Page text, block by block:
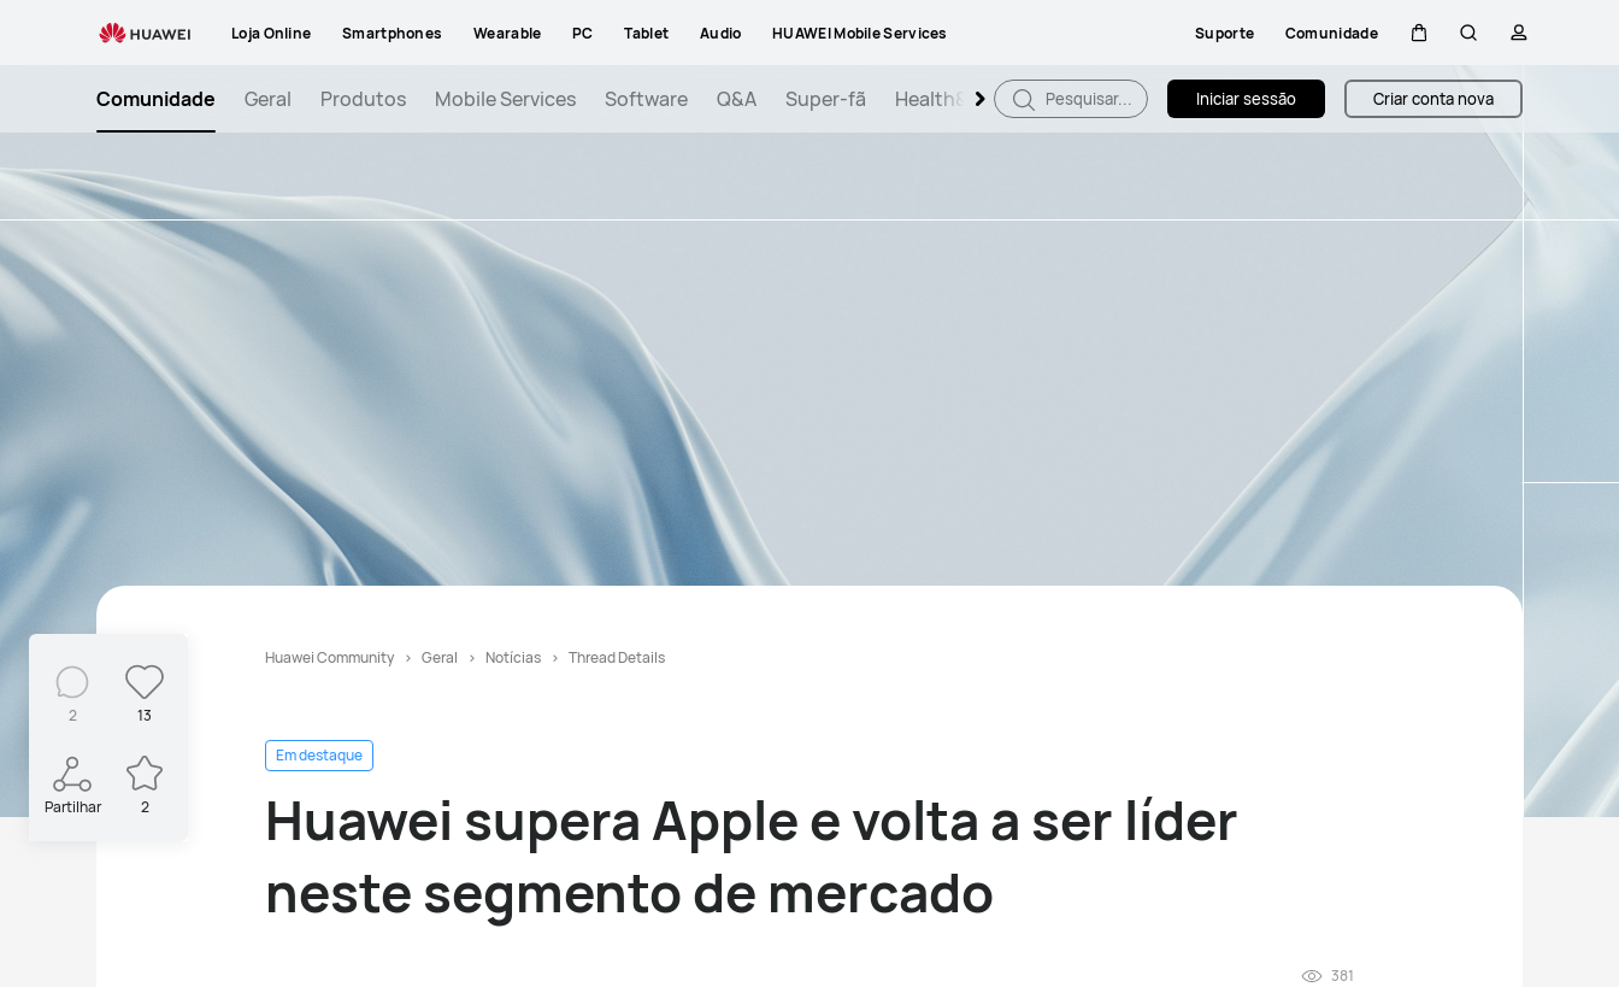
segmento
de
mercado
Loja Online Smartphones Wearable PC Tablet Audio HUAWEI Mobile Services Suporte Comunidade
Comunidade
Geral Produtos Mobile Services Software Q&A Super-fã Health&Fitness Galeria
Pesquisar... Iniciar sessão Criar conta nova
Huawei Community Geral Notícias Thread Details
Em destaque
Huawei supera Apple e volta a ser líder
neste segmento de mercado
381
2 13
Partilhar 2